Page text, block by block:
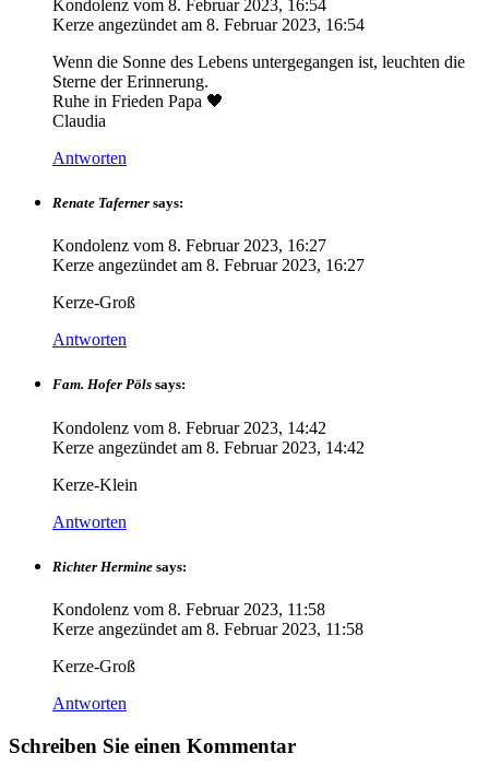
Kondolenz vom 8. Februar 2023, 16:54
Kerze angezündet am 8. Februar 2023, 16:54
Wenn die Sonne des Lebens untergegangen ist, leuchten die
Sterne der Erinnerung.
Ruhe in Frieden Papa 🖤
Claudia
Antworten
Renate Taferner says:
Kondolenz vom 8. Februar 2023, 16:27
Kerze angezündet am 8. Februar 2023, 16:27
Kerze-Groß
Antworten
Fam. Hofer Pöls says:
Kondolenz vom 8. Februar 2023, 14:42
Kerze angezündet am 8. Februar 2023, 14:42
Kerze-Klein
Antworten
Richter Hermine says:
Kondolenz vom 8. Februar 2023, 11:58
Kerze angezündet am 8. Februar 2023, 11:58
Kerze-Groß
Antworten
Schreiben Sie einen Kommentar